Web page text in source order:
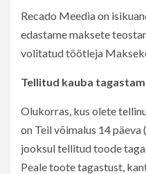
Recado Meedia on
edastame maksete
volitatud töötleja
Tellitud kauba
Olukorras, kus olete
on Teil võimalus 14
jooksul tellitud toode
Peale toote tagastust,